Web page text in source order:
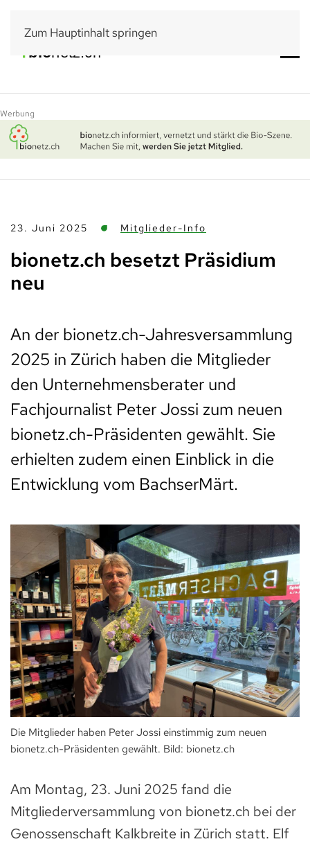
Zum Hauptinhalt springen
Werbung
23. Juni 2025 Mitglieder-Info
bionetz.ch besetzt Präsidium
neu
An der bionetz.ch-Jahresversammlung
2025 in Zürich haben die Mitglieder
den Unternehmensberater und
Fachjournalist Peter Jossi zum neuen
bionetz.ch-Präsidenten gewählt. Sie
erhielten zudem einen Einblick in die
Entwicklung vom BachserMärt.
Die Mitglieder haben Peter Jossi einstimmig zum neuen
bionetz.ch-Präsidenten gewählt. Bild: bionetz.ch
Am Montag, 23. Juni 2025 fand die
Mitgliederversammlung von bionetz.ch bei der
Genossenschaft Kalkbreite in Zürich statt. Elf